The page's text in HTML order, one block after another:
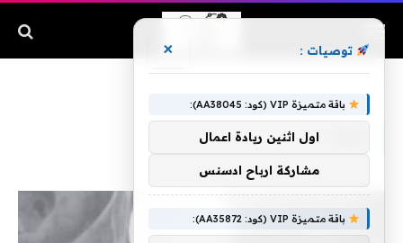
توصيات : ×
باقة متميزة VIP (كود: AA38045):
اول اثنين ريادة اعمال
مشاركة ارباح ادسنس
باقة متميزة VIP (كود: AA35872):